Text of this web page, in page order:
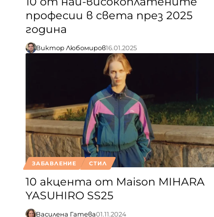
професии в света през 2025
година
Виктор Любомиров16.01.2025
ЗАБАВЛЕНИЕ СТИЛ
10 акцента от Maison MIHARA
YASUHIRO SS25
Василена Гатева01.11.2024